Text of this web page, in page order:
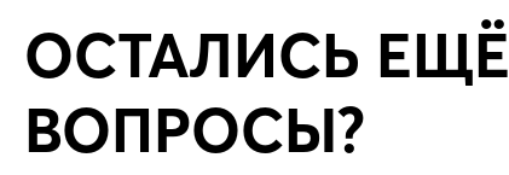
ОСТАЛИСЬ ЕЩЁ
ВОПРОСЫ?